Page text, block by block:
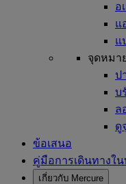
อ
แ
แ
จุดหมา
ป
บ
ล
ดู
ข้อเสนอ
คู่มือการเดินทางใ
เกี่ยวกับ Mercure